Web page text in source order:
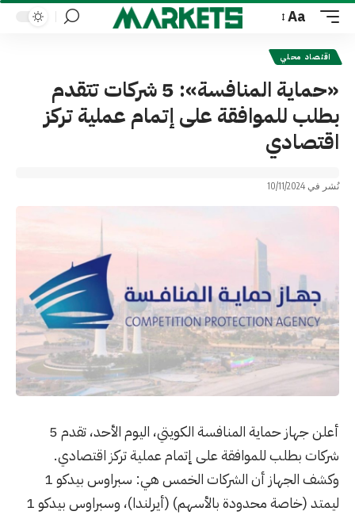
Font
Resizer
Aa
اقتصاد محلي
«حماية المنافسة»: 5 شركات تتقدم
بطلب للموافقة على إتمام عملية تركز
اقتصادي
نُشر في 10/11/2024
أعلن جهاز حماية المنافسة الكويتي، اليوم الأحد، تقدم 5
شركات بطلب للموافقة على إتمام عملية تركز اقتصادي.
وكشف الجهاز أن الشركات الخمس هي: سبراوس بيدكو 1
ليمتد (خاصة محدودة بالأسهم) (أيرلندا)، وسبراوس بيدكو 1